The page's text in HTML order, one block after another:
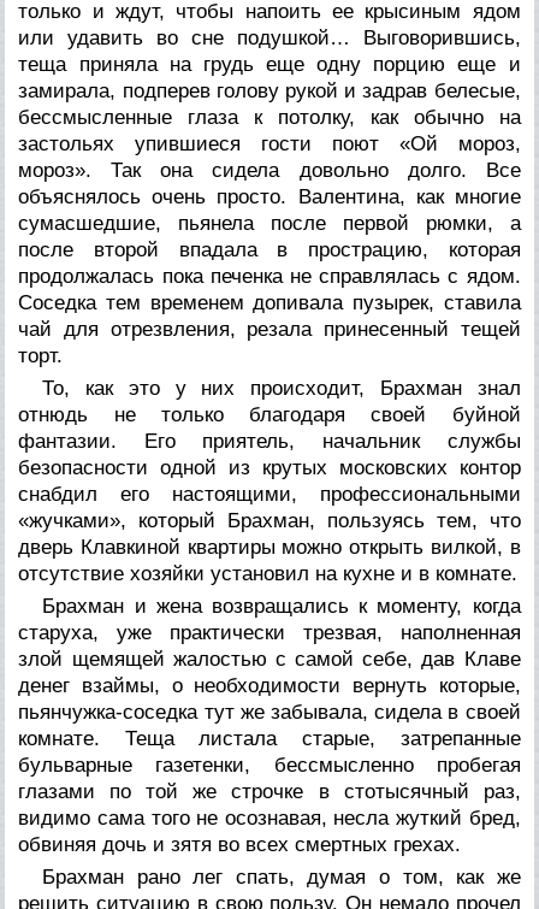
только и ждут, чтобы напоить ее крысиным ядом
или удавить во сне подушкой… Выговорившись,
теща приняла на грудь еще одну порцию еще и
замирала, подперев голову рукой и задрав белесые,
бессмысленные глаза к потолку, как обычно на
застольях упившиеся гости поют «Ой мороз,
мороз». Так она сидела довольно долго. Все
объяснялось очень просто. Валентина, как многие
сумасшедшие, пьянела после первой рюмки, а
после второй впадала в прострацию, которая
продолжалась пока печенка не справлялась с ядом.
Соседка тем временем допивала пузырек, ставила
чай для отрезвления, резала принесенный тещей
торт.
То, как это у них происходит, Брахман знал
отнюдь не только благодаря своей буйной
фантазии. Его приятель, начальник службы
безопасности одной из крутых московских контор
снабдил его настоящими, профессиональными
«жучками», который Брахман, пользуясь тем, что
дверь Клавкиной квартиры можно открыть вилкой, в
отсутствие хозяйки установил на кухне и в комнате.
Брахман и жена возвращались к моменту, когда
старуха, уже практически трезвая, наполненная
злой щемящей жалостью с самой себе, дав Клаве
денег взаймы, о необходимости вернуть которые,
пьянчужка-соседка тут же забывала, сидела в своей
комнате. Теща листала старые, затрепанные
бульварные газетенки, бессмысленно пробегая
глазами по той же строчке в стотысячный раз,
видимо сама того не осознавая, несла жуткий бред,
обвиняя дочь и зятя во всех смертных грехах.
Брахман рано лег спать, думая о том, как же
решить ситуацию в свою пользу. Он немало прочел